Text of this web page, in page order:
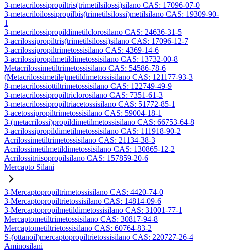
3-metacrilossipropiltris(trimetilsilossi)silano CAS: 17096-07-0
3-metacriloilossipropilbis(trimetilsilossi)metilsilano CAS: 19309-90-
1
3-metacrilossipropildimetilclorosilano CAS: 24636-31-5
3-acrilossipropiltris(trimetilsilossi)silano CAS: 17096-12-7
3-acrilossipropiltrimetossisilano CAS: 4369-14-6
3-acrilossipropilmetildimetossisilano CAS: 13732-00-8
Metacrilossimetiltrimetossisilano CAS: 54586-78-6
(Metacrilossimetile)metildimetossisilano CAS: 121177-93-3
8-metacrilossiottiltrimetossisilano CAS: 122749-49-9
3-metacrilossipropiltriclorosilano CAS: 7351-61-3
3-metacrilossipropiltriacetossisilano CAS: 51772-85-1
3-acetossipropiltrimetossisilano CAS: 59004-18-1
3-(metacrilossi)propildimetilmetossisilano CAS: 66753-64-8
3-acrilossipropildimetilmetossisilano CAS: 111918-90-2
Acrilossimetiltrimetossisilano CAS: 21134-38-3
Acrilossimetilmetildimetossisilano CAS: 130865-12-2
Acrilossitriisopropilsilano CAS: 157859-20-6
Mercapto Silani
3-Mercaptopropiltrimetossisilano CAS: 4420-74-0
3-Mercaptopropiltrietossisilano CAS: 14814-09-6
3-Mercaptopropilmetildimetossisilano CAS: 31001-77-1
Mercaptometiltrimetossisilano CAS: 30817-94-8
Mercaptometiltrietossisilano CAS: 60764-83-2
S-(ottanoil)mercaptopropiltrietossisilano CAS: 220727-26-4
Aminosilani